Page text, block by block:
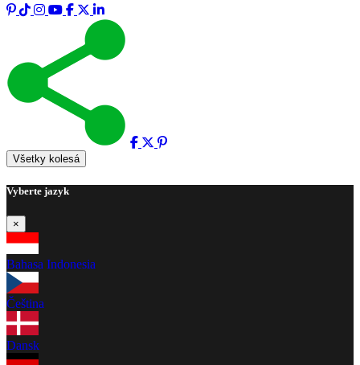
Všetky kolesá
Vyberte jazyk
×
Bahasa Indonesia
Čeština
Dansk